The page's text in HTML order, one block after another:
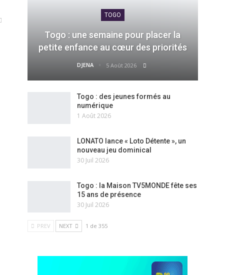
TOGO
Togo : une semaine pour placer la
petite enfance au cœur des priorités
DJENA 5 Août 2026
Togo : des jeunes formés au
numérique
1 Août 2026
LONATO lance « Loto Détente », un
nouveau jeu dominical
30 Juil 2026
Togo : la Maison TV5MONDE fête ses
15 ans de présence
30 Juil 2026
PREV NEXT 1 de 355